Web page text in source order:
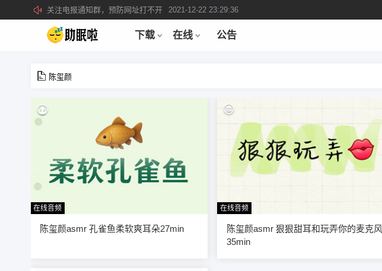
关注电报通知群，预防网址打不开
2021-12-22 23:29:36
所有注册用户记得每日来签到领取积分。
2019-04-01 22:39:39
下载 在线 公告
陈玺颜
在线音频
陈玺颜asmr 孔雀鱼柔软爽耳朵27min
在线音频
陈玺颜asmr 狠狠甜耳和玩弄你的麦克风
35min